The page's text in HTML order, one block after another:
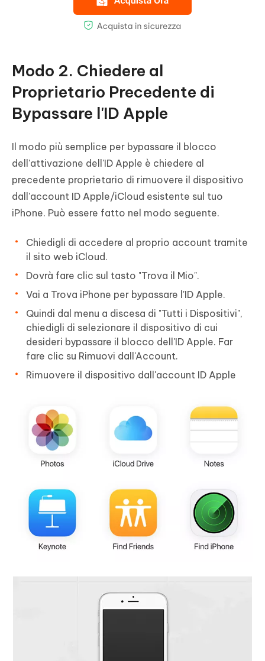
Modo 2. Chiedere al
Proprietario Precedente di
Bypassare l'ID Apple
Il modo più semplice per bypassare il blocco
dell'attivazione dell'ID Apple è chiedere al
precedente proprietario di rimuovere il dispositivo
dall'account ID Apple/iCloud esistente sul tuo
iPhone. Può essere fatto nel modo seguente.
Chiedigli di accedere al proprio account tramite
il sito web iCloud.
Dovrà fare clic sul tasto "Trova il Mio".
Vai a Trova iPhone per bypassare l'ID Apple.
Quindi dal menu a discesa di "Tutti i Dispositivi",
chiedigli di selezionare il dispositivo di cui
desideri bypassare il blocco dell'ID Apple. Far
fare clic su Rimuovi dall'Account.
Rimuovere il dispositivo dall'account ID Apple